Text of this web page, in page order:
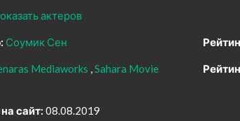
актеров
Соумик Сен
Mediaworks Sahara Movie
сайт: 08.08.2019